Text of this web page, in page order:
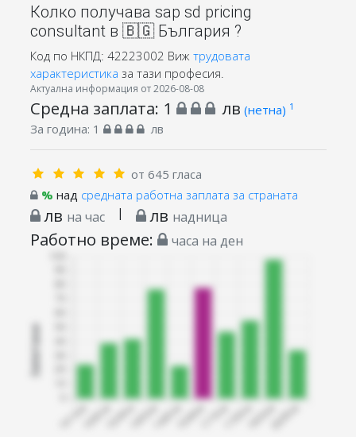
Колко получава sap sd pricing
consultant в 🇧🇬 България ?
Код по НКПД: 42223002 Виж трудовата
характеристика за тази професия.
Актуална информация от 2026-08-08
Средна заплата: 1 лв (нетна) 1
За година: 1 лв
от 645 гласа
% над средната работна заплата за страната
лв на час | лв надница
Работно време: часа на ден